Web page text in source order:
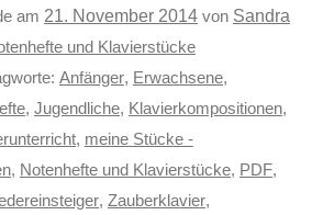
am 21. November 2014von Sandra
und Klavierstücke
Anfänger, Erwachsene,
, Jugendliche, Klavierkompositionen,
, meine Stücke -
, Notenhefte und Klavierstücke, PDF,
, Zauberklavier,